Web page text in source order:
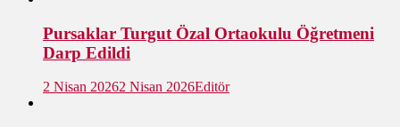
Pursaklar Turgut Özal Ortaokulu Öğretmeni
Darp Edildi
2 Nisan 20262 Nisan 2026Editör